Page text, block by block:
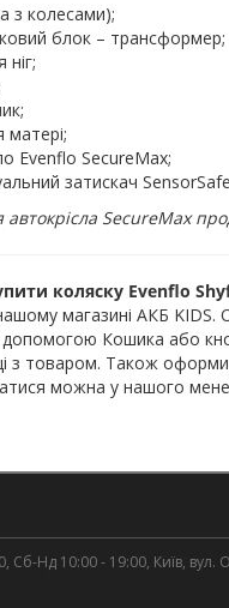
з колесами);
блок – трансформер;
матері;
Evenflo SecureMax;
затискач
SecureMax
коляску Evenflo
магазині АКБ
Кошика або
з товаром. Також
можна у нашого
Сб-Нд 10:00 - 19:00, Київ,